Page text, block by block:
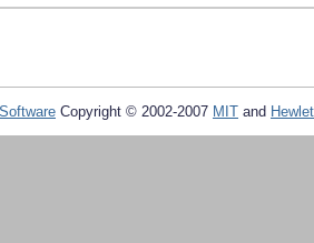
Copyright © 2002-2007 MIT and